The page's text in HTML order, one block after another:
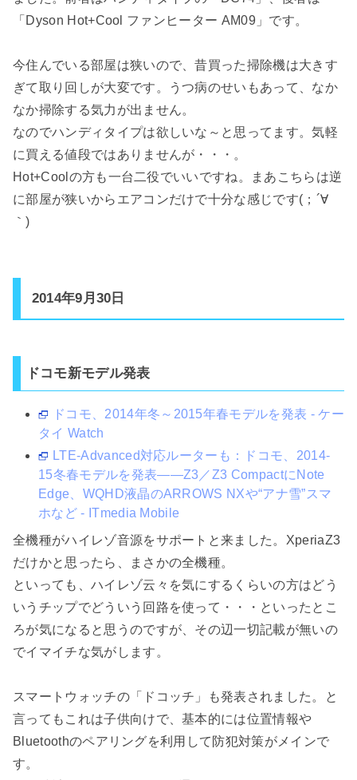
「Dyson Hot+Cool ファンヒーター AM09」です。
今住んでいる部屋は狭いので、昔買った掃除機は大きす
ぎて取り回しが大変です。うつ病のせいもあって、なか
なか掃除する気力が出ません。
なのでハンディタイプは欲しいな～と思ってます。気軽
に買える値段ではありませんが・・・。
Hot+Coolの方も一台二役でいいですね。まあこちらは逆
に部屋が狭いからエアコンだけで十分な感じです(；´∀
｀)
2014年9月30日
ドコモ新モデル発表
ドコモ、2014年冬～2015年春モデルを発表 - ケー
タイ Watch
LTE-Advanced対応ルーターも：ドコモ、2014-
15冬春モデルを発表――Z3／Z3 CompactにNote
Edge、WQHD液晶のARROWS NXや“アナ雪”スマ
ホなど - ITmedia Mobile
全機種がハイレゾ音源をサポートと来ました。XperiaZ3
だけかと思ったら、まさかの全機種。
といっても、ハイレゾ云々を気にするくらいの方はどう
いうチップでどういう回路を使って・・・といったとこ
ろが気になると思うのですが、その辺一切記載が無いの
でイマイチな気がします。
スマートウォッチの「ドコッチ」も発表されました。と
言ってもこれは子供向けで、基本的には位置情報や
Bluetoothのペアリングを利用して防犯対策がメインで
す。